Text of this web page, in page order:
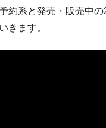
約系と発売・販売中
きます。